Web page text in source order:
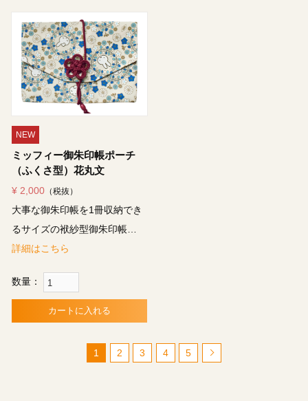
NEW
ミッフィー御朱印帳ポーチ
（ふくさ型）花丸文
¥ 2,000 （税抜）
大事な御朱印帳を1冊収納でき
るサイズの袱紗型御朱印帳…
詳細はこちら
数量：
カートに入れる
1 2 3 4 5